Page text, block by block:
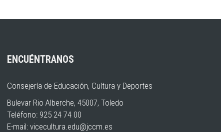
ENCUÉNTRANOS
Consejería de Educación, Cultura y Deportes
Bulevar Rio Alberche, 45007, Toledo
Teléfono: 925 24 74 00
E-mail: vicecultura.edu@jccm.es